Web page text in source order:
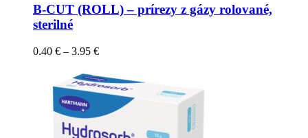
B-CUT (ROLL) – prírezy z gázy rolované,
sterilné
0.40 € – 3.95 €